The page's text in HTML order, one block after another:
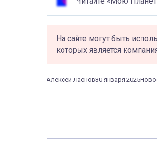
На сайте могут быть
которых является
Алексей Ласнов30 января 2025